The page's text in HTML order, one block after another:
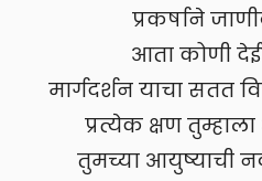
प्रकर्षाने
आता कोणी
मार्गदर्शन याचा सतत
प्रत्येक क्षण
तुमच्या आयुष्याची